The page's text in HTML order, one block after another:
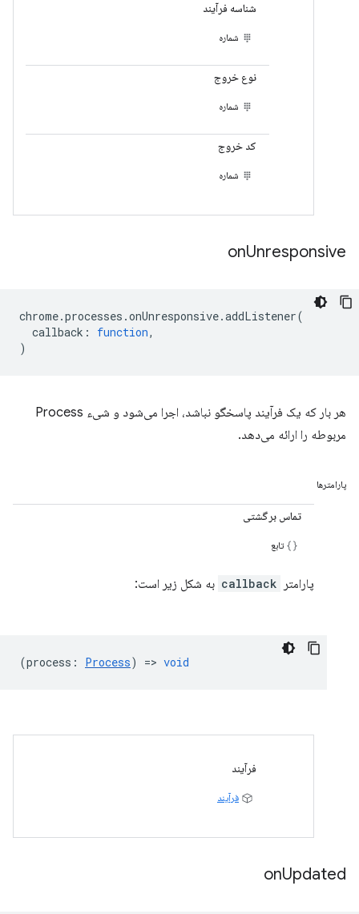
شناسه فرآیند
شماره
نوع خروج
شماره
کد خروج
شماره
onUnresponsive
chrome.processes .onUnresponsive.addListener(
callback : function,
)
هر بار که یک فرآیند پاسخگو نباشد، اجرا می‌شود و شیء Process
مربوطه را ارائه می‌دهد.
پارامترها
تماس برگشتی
تابع
پارامتر callback به شکل زیر است:
(process : Process) => void
فرآیند
فرآیند
onUpdated